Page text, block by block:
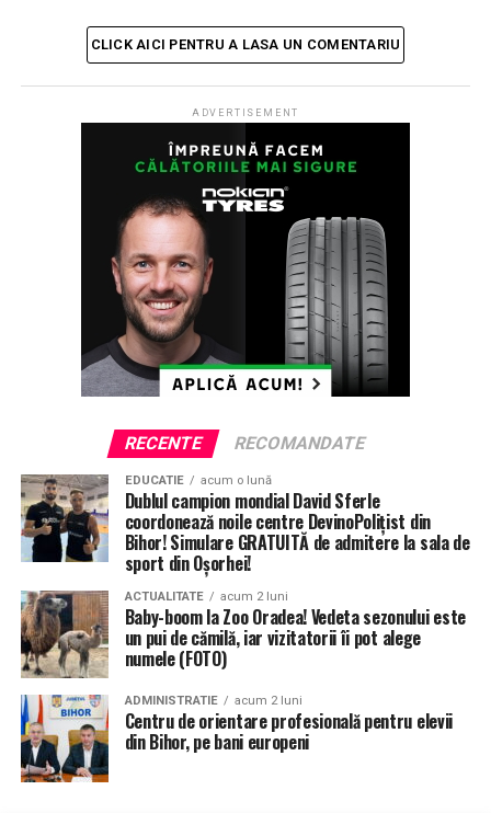
CLICK AICI PENTRU A LASA UN COMENTARIU
ADVERTISEMENT
RECENTE RECOMANDATE
EDUCATIE acum o lună
Dublul campion mondial David Sferle
coordonează noile centre DevinoPolițist din
Bihor! Simulare GRATUITĂ de admitere la sala de
sport din Oșorhei!
ACTUALITATE acum 2 luni
Baby-boom la Zoo Oradea! Vedeta sezonului este
un pui de cămilă, iar vizitatorii îi pot alege
numele (FOTO)
ADMINISTRATIE acum 2 luni
Centru de orientare profesională pentru elevii
din Bihor, pe bani europeni